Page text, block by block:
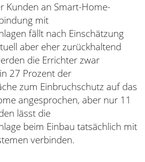
Kunden an Smart-Home-
mit
fällt nach Einschätzung
aber eher zurückhaltend
die Errichter zwar
27 Prozent der
zum Einbruchschutz auf das
angesprochen, aber nur 11
lässt die
beim Einbau tatsächlich mit
verbinden.